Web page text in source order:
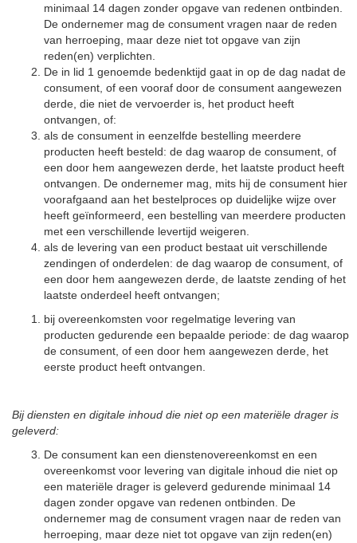
minimaal 14 dagen zonder opgave van redenen ontbinden.
De ondernemer mag de consument vragen naar de reden
van herroeping, maar deze niet tot opgave van zijn
reden(en) verplichten.
De in lid 1 genoemde bedenktijd gaat in op de dag nadat de
consument, of een vooraf door de consument aangewezen
derde, die niet de vervoerder is, het product heeft
ontvangen, of:
als de consument in eenzelfde bestelling meerdere
producten heeft besteld: de dag waarop de consument, of
een door hem aangewezen derde, het laatste product heeft
ontvangen. De ondernemer mag, mits hij de consument hier
voorafgaand aan het bestelproces op duidelijke wijze over
heeft geïnformeerd, een bestelling van meerdere producten
met een verschillende levertijd weigeren.
als de levering van een product bestaat uit verschillende
zendingen of onderdelen: de dag waarop de consument, of
een door hem aangewezen derde, de laatste zending of het
laatste onderdeel heeft ontvangen;
bij overeenkomsten voor regelmatige levering van
producten gedurende een bepaalde periode: de dag waarop
de consument, of een door hem aangewezen derde, het
eerste product heeft ontvangen.
Bij diensten en digitale inhoud die niet op een materiële drager is
geleverd:
De consument kan een dienstenovereenkomst en een
overeenkomst voor levering van digitale inhoud die niet op
een materiële drager is geleverd gedurende minimaal 14
dagen zonder opgave van redenen ontbinden. De
ondernemer mag de consument vragen naar de reden van
herroeping, maar deze niet tot opgave van zijn reden(en)